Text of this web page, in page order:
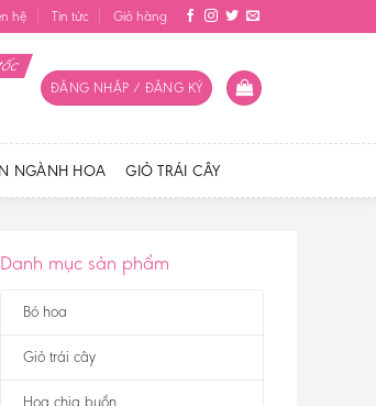
hệ Tin tức Giỏ hàng
ĐĂNG NHẬP / ĐĂNG KÝ
NGÀNH HOA GIỎ TRÁI CÂY
Danh mục sản phẩm
Bó hoa
Giỏ trái cây
Hoa chia buồn